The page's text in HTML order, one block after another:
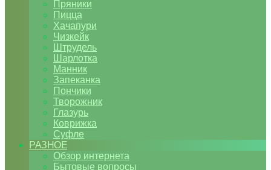
Пряники
Пицца
Хачапури
Чизкейк
Штрудель
Шарлотка
Манник
Запеканка
Пончики
Творожник
Глазурь
Коврижка
Суфле
РАЗНОЕ
Обзор интернета
Бытовые вопросы